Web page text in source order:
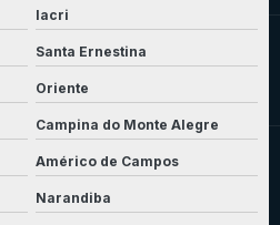
Iacri
Santa Ernestina
Oriente
Campina do Monte Alegre
Américo de Campos
Narandiba